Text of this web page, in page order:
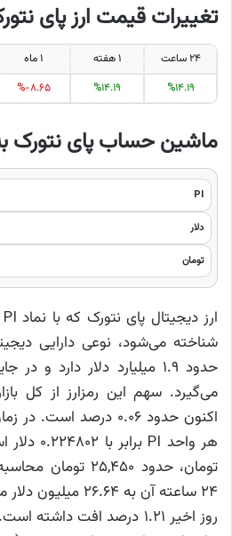
تغییرات قیمت ارز پای
۲۴ ساعت ۱ هفته ۱ ماه
%۱۴.۱۹
%۱۴.۱۹ %-۸.۶۵
ماشین حساب پای نتورک
PI
دلار
تومان
شناخته می‌شود، نوعی دارایی
می‌گیرد. سهم این رمزارز از کل
اکنون حدود ۰.۰۶ درصد
تومان، حدود
۲۴ ساعته آن به
روز اخیر ۱.۲۱ درصد افت